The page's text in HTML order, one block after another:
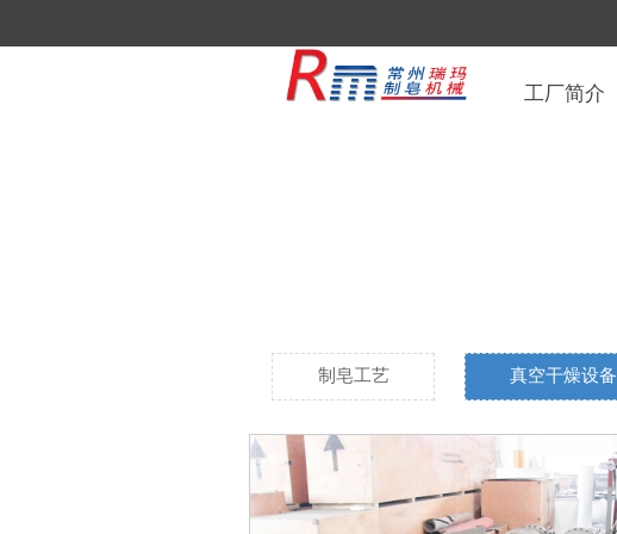
工厂简介
制皂工艺 真空干燥设备